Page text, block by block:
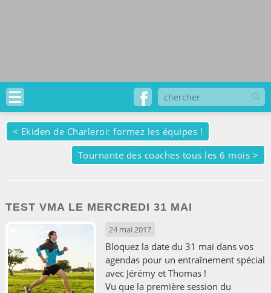
< Ekiden de Charleroi: formez les équipes !
Tournante des coaches tous les 6 mois >
TEST VMA LE MERCREDI 31 MAI
24 mai 2017
Bloquez la date du 31 mai dans vos
agendas pour un entraînement spécial
avec Jérémy et Thomas !
Vu que la première session du